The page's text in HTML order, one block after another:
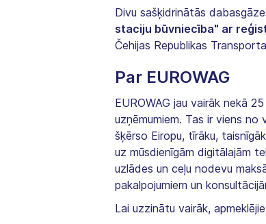
Divu sašķidrinātās
staciju būvniecība" ar
Čehijas Republikas
Par EUROWAG
EUROWAG jau vairāk nekā
uzņēmumiem. Tas ir viens no
šķērso Eiropu, tīrāku,
uz mūsdienīgām digitālajām
uzlādes un ceļu nodevu
pakalpojumiem un
Lai uzzinātu vairāk,